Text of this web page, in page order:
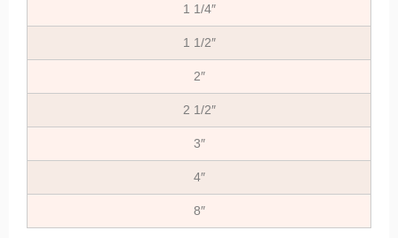
1 1/4″
1 1/2″
2″
2 1/2″
3″
4″
8″